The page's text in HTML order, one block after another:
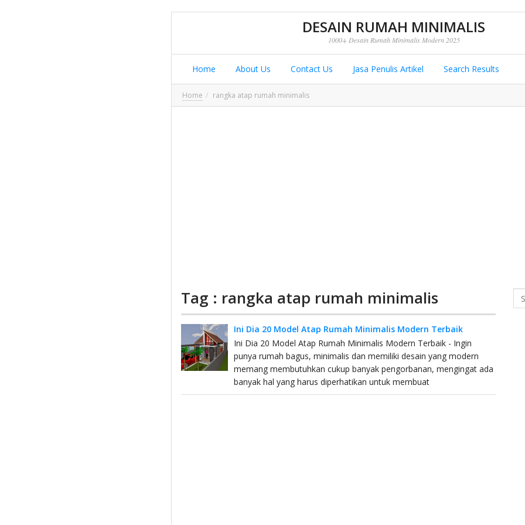
DESAIN RUMAH MINIMALIS
1000+ Desain Rumah Minimalis Modern 2025
Home About Us Contact Us Jasa Penulis Artikel Search Results
Home rangka atap rumah minimalis
Tag : rangka atap rumah minimalis
Ini Dia 20 Model Atap Rumah Minimalis Modern Terbaik
Ini Dia 20 Model Atap Rumah Minimalis Modern Terbaik - Ingin
punya rumah bagus, minimalis dan memiliki desain yang modern
memang membutuhkan cukup banyak pengorbanan, mengingat ada
banyak hal yang harus diperhatikan untuk membuat